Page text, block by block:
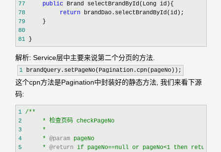
77
public
78
return
79
80
81 }
解析: Service层中主要来说第二个分页的方法.
1 brandQuery.setPageNo(Pagination.cpn(pageNo));
这个cpn方法是Pagination中封装好的静态方法, 我们来看下源
码:
1 /**
2
3
4
     *
@param
5
     *
@return